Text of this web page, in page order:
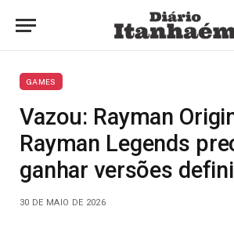
GAMES
Vazou: Rayman
Rayman Legends
ganhar versões
30 DE MAIO DE 2026